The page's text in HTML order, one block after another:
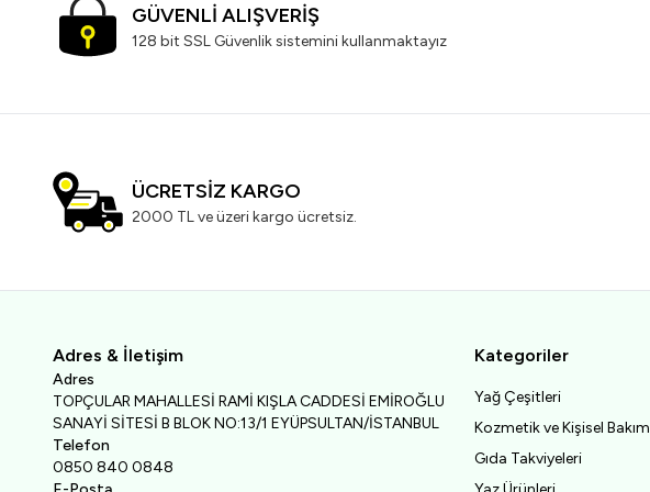
GÜVENLİ ALIŞVERİŞ
128 bit SSL Güvenlik sistemini kullanmaktayız
ÜCRETSİZ KARGO
2000 TL ve üzeri kargo ücretsiz.
Adres & İletişim
Adres
TOPÇULAR MAHALLESİ RAMİ KIŞLA CADDESİ EMİROĞLU
SANAYİ SİTESİ B BLOK NO:13/1 EYÜPSULTAN/İSTANBUL
Telefon
0850 840 0848
Kategoriler
Yağ Çeşitleri
Kozmetik ve Kişisel Bakım
Gıda Takviyeleri